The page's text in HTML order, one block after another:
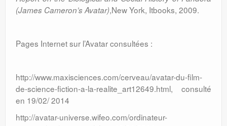
(James Cameron’s Avatar),New York, Itbooks, 2009.
Pages Internet sur l’Avatar consultées :
http://www.maxisciences.com/cerveau/avatar-du-film-
de-science-fiction-a-la-realite_art12649.html, consulté
en 19/02/ 2014
http://avatar-universe.wifeo.com/ordinateur-